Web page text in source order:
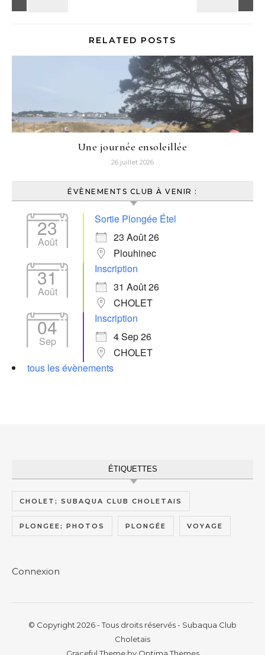
RELATED POSTS
Une journée ensoleillée
26 juillet 2026
ÉVÈNEMENTS CLUB À VENIR :
23
Août
Sortie Plongée Étel
23 Août 26
Plouhinec
31
Août
Inscription
31 Août 26
CHOLET
04
Sep
Inscription
4 Sep 26
CHOLET
tous les évènements
ÉTIQUETTES
CHOLET; SUBAQUA CLUB CHOLETAIS
PLONGEE; PHOTOS PLONGÉE VOYAGE
Connexion
© Copyright 2026 - Tous droits réservés - Subaqua Club
Choletais
Graceful Theme by Optima Themes